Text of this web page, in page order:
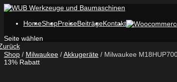
HomeShopPreiseBeiträgeKontakt
Seite wählen
Shop / Milwaukee /Akkugeräte / Milwaukee
13% Rabatt